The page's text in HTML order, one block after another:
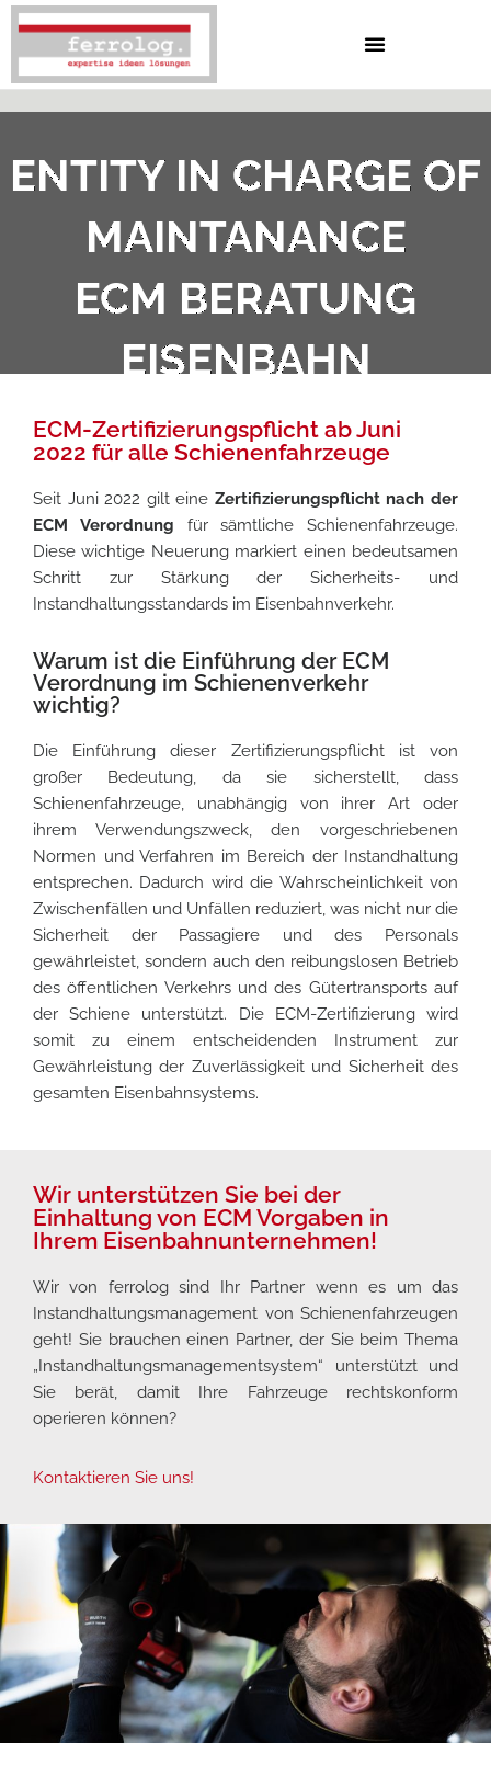
Zum
Inhalt
springen
ENTITY IN CHARGE OF
MAINTANANCE
ECM BERATUNG
EISENBAHN
ECM-Zertifizierungspflicht ab Juni
2022 für alle Schienenfahrzeuge
Seit Juni 2022 gilt eine Zertifizierungspflicht nach der
ECM Verordnung für sämtliche Schienenfahrzeuge.
Diese wichtige Neuerung markiert einen bedeutsamen
Schritt zur Stärkung der Sicherheits- und
Instandhaltungsstandards im Eisenbahnverkehr.
Warum ist die Einführung der ECM
Verordnung im Schienenverkehr
wichtig?
Die Einführung dieser Zertifizierungspflicht ist von
großer Bedeutung, da sie sicherstellt, dass
Schienenfahrzeuge, unabhängig von ihrer Art oder
ihrem Verwendungszweck, den vorgeschriebenen
Normen und Verfahren im Bereich der Instandhaltung
entsprechen. Dadurch wird die Wahrscheinlichkeit von
Zwischenfällen und Unfällen reduziert, was nicht nur die
Sicherheit der Passagiere und des Personals
gewährleistet, sondern auch den reibungslosen Betrieb
des öffentlichen Verkehrs und des Gütertransports auf
der Schiene unterstützt. Die ECM-Zertifizierung wird
somit zu einem entscheidenden Instrument zur
Gewährleistung der Zuverlässigkeit und Sicherheit des
gesamten Eisenbahnsystems.
Wir unterstützen Sie bei der
Einhaltung von ECM Vorgaben in
Ihrem Eisenbahnunternehmen!
Wir von ferrolog sind Ihr Partner wenn es um das
Instandhaltungsmanagement von Schienenfahrzeugen
geht! Sie brauchen einen Partner, der Sie beim Thema
„Instandhaltungsmanagementsystem“ unterstützt und
Sie berät, damit Ihre Fahrzeuge rechtskonform
operieren können?
Kontaktieren Sie uns!